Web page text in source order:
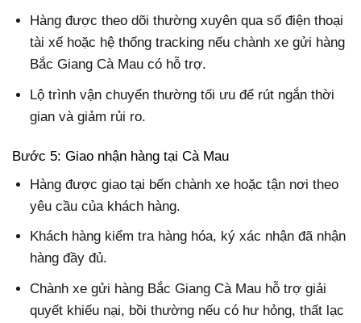
Hàng được theo dõi thường xuyên qua số điện thoại
tài xế hoặc hệ thống tracking nếu chành xe gửi hàng
Bắc Giang Cà Mau có hỗ trợ.
Lộ trình vận chuyển thường tối ưu để rút ngắn thời
gian và giảm rủi ro.
Bước 5: Giao nhận hàng tại Cà Mau
Hàng được giao tại bến chành xe hoặc tận nơi theo
yêu cầu của khách hàng.
Khách hàng kiểm tra hàng hóa, ký xác nhận đã nhận
hàng đầy đủ.
Chành xe gửi hàng Bắc Giang Cà Mau hỗ trợ giải
quyết khiếu nại, bồi thường nếu có hư hỏng, thất lạc